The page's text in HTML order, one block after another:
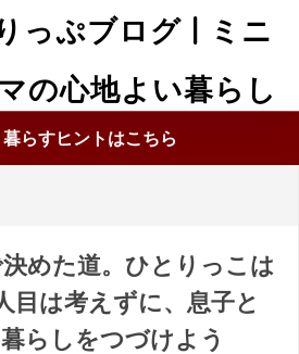
っぷブログ | ミニ
の心地よい暮らし
らすヒントはこちら
めた道。ひとりっこは
目は考えずに、息子と
らしをつづけよう